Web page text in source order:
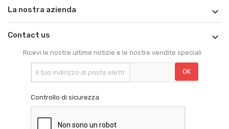
La nostra azienda 
Contact us 
Ricevi le nostre ultime notizie e le nostre vendite speciali
Controllo di sicurezza